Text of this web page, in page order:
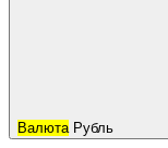
Валюта Рубль